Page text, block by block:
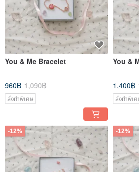
You & Me Bracelet
960฿ 1,090฿
สั่งทำพิเศษ
You &
1,400฿
สั่งทำพิเ
-12% -12%